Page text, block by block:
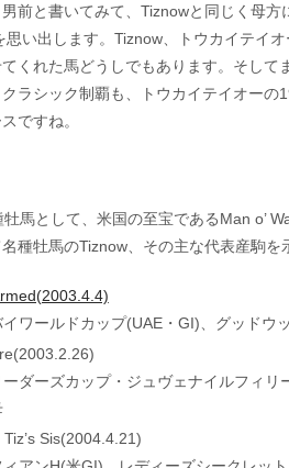
前と書いてみて、Tiznowと同じく母
思い出します。Tiznow、トウカイテイ
くれた馬どうしでもあります。そし
ラシック制覇も、トウカイテイオー
ですね。
馬として、米国の至宝であるMan o’
種牡馬のTiznow、その主な代表産駒を
ワールドカップ(UAE・GI)、グッドウ
ダーズカップ・ジュヴェナイルフィリ
Tiz’s Sis(2004.4.21)